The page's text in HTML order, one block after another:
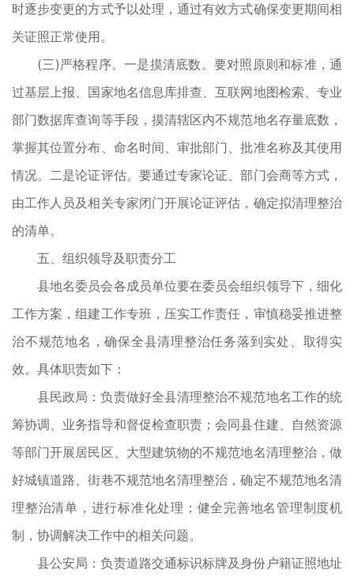
时逐步变更的方式予以处理，通过有效方式确保变更期间相
关证照正常使用。
(三)严格程序。一是摸清底数。要对照原则和标准，通
过基层上报、国家地名信息库排查、互联网地图检索、专业
部门数据库查询等手段，摸清辖区内不规范地名存量底数，
掌握其位置分布、命名时间、审批部门、批准名称及其使用
情况。二是论证评估。要通过专家论证、部门会商等方式，
由工作人员及相关专家闭门开展论证评估，确定拟清理整治
的清单。
五、组织领导及职责分工
县地名委员会各成员单位要在委员会组织领导下，细化
工作方案，组建工作专班，压实工作责任，审慎稳妥推进整
治不规范地名，确保全县清理整治任务落到实处、取得实
效。具体职责如下：
县民政局：负责做好全县清理整治不规范地名工作的统
筹协调、业务指导和督促检查职责；会同县住建、自然资源
等部门开展居民区、大型建筑物的不规范地名清理整治，做
好城镇道路、街巷不规范地名清理整治，确定不规范地名清
理整治清单，进行标准化处理；健全完善地名管理制度机
制，协调解决工作中的相关问题。
县公安局：负责道路交通标识标牌及身份户籍证照地址